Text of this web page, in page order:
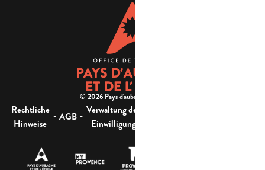
© 2026 Pays d'aubagne et de l'étoile -
Rechtliche
Hinweise
- AGB - Verwaltung der
Einwilligung